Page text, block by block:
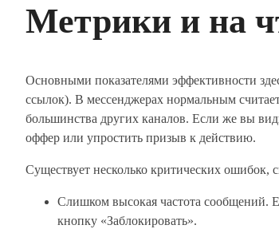
Метрики и на
Основными показателями эффективности
ссылок). В мессенджерах нормальным
большинства других каналов. Если же вы
оффер или упростить призыв к действию.
Существует несколько критических ошибок,
Слишком высокая частота сообщений.
кнопку «Заблокировать».